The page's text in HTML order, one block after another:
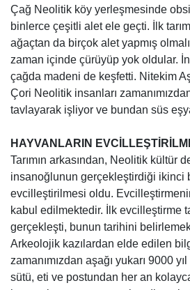
Çağ Neolitik köy yerleşmesinde
binlerce çeşitli alet ele geçti. İlk
ağaçtan da birçok alet yapmış
zaman içinde çürüyüp yok oldular.
çağda madeni de keşfetti. Nitekim
Çori Neolitik insanları
tavlayarak işliyor ve bundan süs
HAYVANLARIN
Tarımın arkasından, Neolitik kültür
insanoğlunun gerçekleştirdiği ikinci
evcilleştirilmesi oldu.
kabul edilmektedir. İlk evcilleştirme
gerçekleşti, bunun tarihini
Arkeolojik kazılardan elde edilen
zamanımızdan aşağı yukarı 9000
sütü, eti ve postundan her an